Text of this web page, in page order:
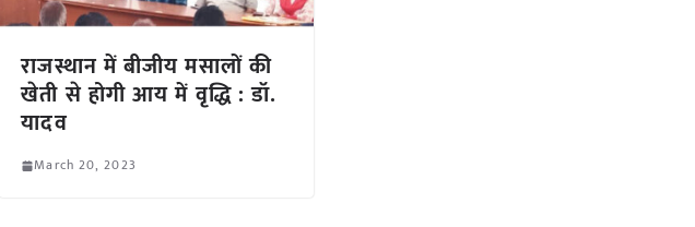
राजस्थान में बीजीय मसालों की
खेती से होगी आय में वृद्धि : डॉ.
यादव
March 20, 2023